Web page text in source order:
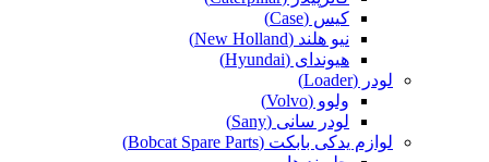
کیس (Case)
نیو هلند (New Holland)
هیوندای (Hyundai)
لودر (Loader)
ولوو (Volvo)
لودر سانی (Sany)
لوازم یدکی بابکت (Bobcat Spare Parts)